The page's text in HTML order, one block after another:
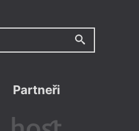
Partneři